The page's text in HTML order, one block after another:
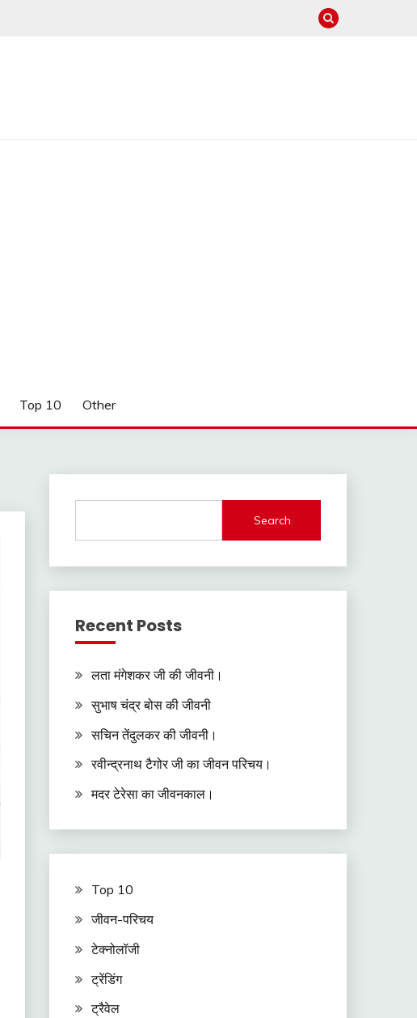
Top 10 Other
Search
Recent Posts
लता मंगेशकर जी की जीवनी।
सुभाष चंद्र बोस की जीवनी
सचिन तेंदुलकर की जीवनी।
रवीन्द्रनाथ टैगोर जी का जीवन परिचय।
मदर टेरेसा का जीवनकाल।
Top 10
जीवन-परिचय
टेक्नोलॉजी
ट्रेंडिंग
ट्रैवेल